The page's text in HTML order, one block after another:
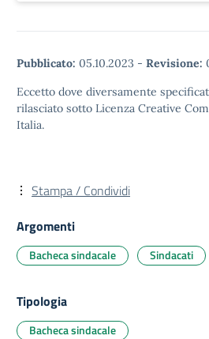
Pubblicato: 05.10.2023 - Revisione:
Eccetto dove diversamente
rilasciato sotto Licenza Creative
Italia.
Stampa / Condividi
Argomenti
Bacheca sindacale Sindacati
Tipologia
Bacheca sindacale